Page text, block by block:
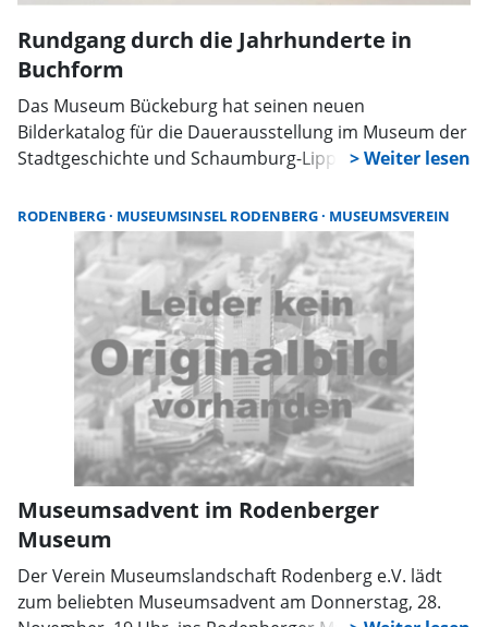
Rundgang durch die Jahrhunderte in
Buchform
Das Museum Bückeburg hat seinen neuen
Bilderkatalog für die Dauerausstellung im Museum der
Stadtgeschichte und Schaumburg-Lippischen
Jahren intensiver Planung und kreativer Arbeit wird
damit nun ein einzigartiger Überblick über die
historischen Objekte des Schaumburger Landes
präsentiert. Der Katalog richtet sich sowohl an
Museumsbesucher als auch an
Geschichtsinteressierte und bietet die Möglichkeit, die
Exponate der Ausstellung näher kennenzulernen.
RODENBERG MUSEUMSINSEL RODENBERG MUSEUMSVEREIN
Museumsadvent im Rodenberger
Museum
Der Verein Museumslandschaft Rodenberg e.V. lädt
zum beliebten Museumsadvent am Donnerstag, 28.